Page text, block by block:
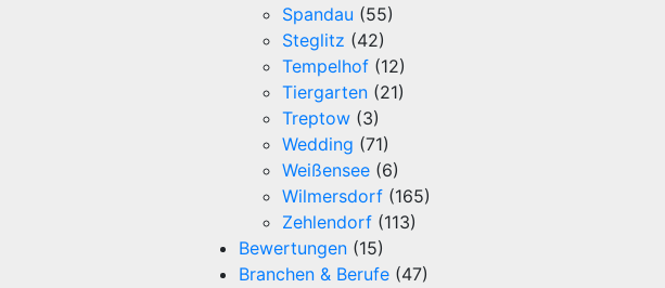
Spandau (55)
Steglitz (42)
Tempelhof (12)
Tiergarten (21)
Treptow (3)
Wedding (71)
Weißensee (6)
Wilmersdorf (165)
Zehlendorf (113)
Bewertungen (15)
Branchen & Berufe (47)